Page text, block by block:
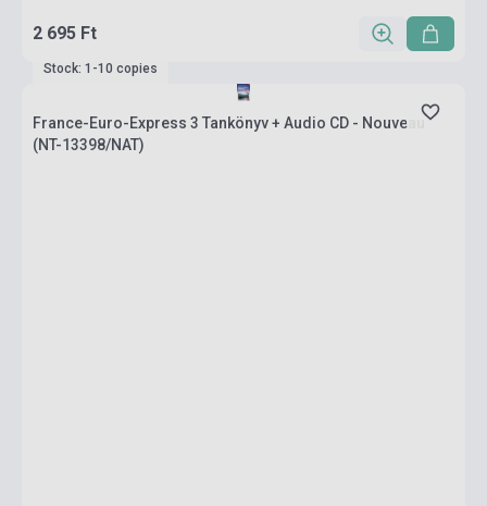
2 695 Ft
Stock: 1-10 copies
France-Euro-Express 3 Tankönyv + Audio CD - Nouveau
(NT-13398/NAT)